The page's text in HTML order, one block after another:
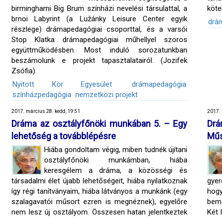
birminghami Big Brum színházi nevelési társulattal, a
brnoi Labyrint (a Lužánky Leisure Center egyik
részlege) drámapedagógiai csoporttal, és a varsói
Stop Klatka drámapedagógiai műhellyel szoros
együttműködésben. Most induló sorozatunkban
beszámolunk e projekt tapasztalatairól. (Jozifek
Zsófia)
Nyitott Kör Egyesület
drámapedagógia
színházpedagógia nemzetközi projekt
2017. március 28. kedd, 19:51
Dráma az osztályfőnöki munkában 5. – Egy
lehetőség a továbblépésre
Hiába gondoltam végig, miben tudnék újítani
osztályfőnöki munkámban, hiába
keresgélem a dráma, a közösségi és
társadalmi élet újabb lehetőségeit, hiába nyilatkoznak
így régi tanítványaim, hiába látványos a munkánk (egy
szalagavatói műsort ezren is megnéznek), egyelőre
nem lesz új osztályom. Összesen hatan jelentkeztek
2017.
Két